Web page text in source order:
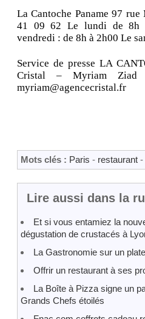
La Cantoche Paname 97
41 09 62 Le lundi de 8h
vendredi : de 8h à 2h00 Le
Service de presse LA
Cristal – Myriam
myriam@agencecristal.fr
Mots clés : Paris - restaurant -
Lire aussi dans la
Et si vous entamiez la
dégustation de crustacés à
La Gastronomie sur un
Offrir un restaurant à ses
La Boîte à Pizza signe un
Grands Chefs étoilés